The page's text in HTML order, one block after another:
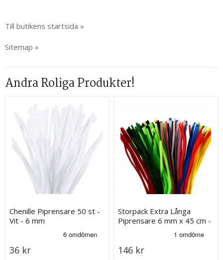
Till butikens startsida »
Sitemap »
Andra Roliga Produkter!
Chenille Piprensare 50 st -
Vit - 6 mm
36 kr
Storpack Extra Långa
Piprensare 6 mm x 45 cm -
146 kr